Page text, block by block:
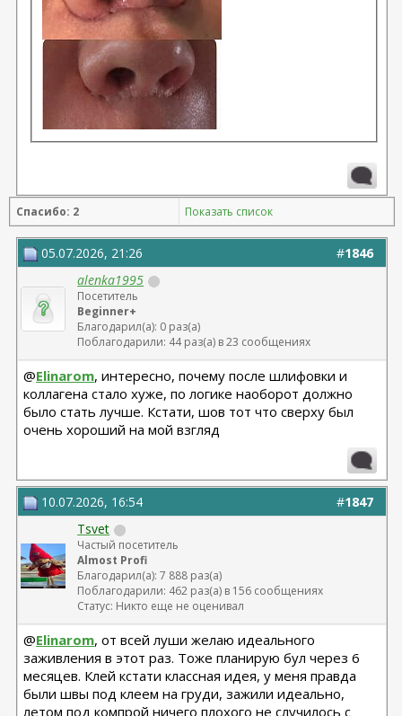
Спасибо: 2 Показать список
#1846
05.07.2026, 21:26
alenka1995
Посетитель
Beginner+
Благодарил(а): 0 раз(а)
Поблагодарили: 44 раз(а) в 23 сообщениях
@Elinarom, интересно, почему после шлифовки и
коллагена стало хуже, по логике наоборот должно
было стать лучше. Кстати, шов тот что сверху был
очень хороший на мой взгляд
#1847
10.07.2026, 16:54
Tsvet
Частый посетитель
Almost Profi
Благодарил(а): 7 888 раз(а)
Поблагодарили: 462 раз(а) в 156 сообщениях
Статус: Никто еще не оценивал
@Elinarom, от всей луши желаю идеального
заживления в этот раз. Тоже планирую бул через 6
месяцев. Клей кстати классная идея, у меня правда
были швы под клеем на груди, зажили идеально,
летом под компрой ничего плохого не случилось с